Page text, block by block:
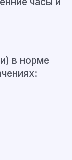
часы и
в норме